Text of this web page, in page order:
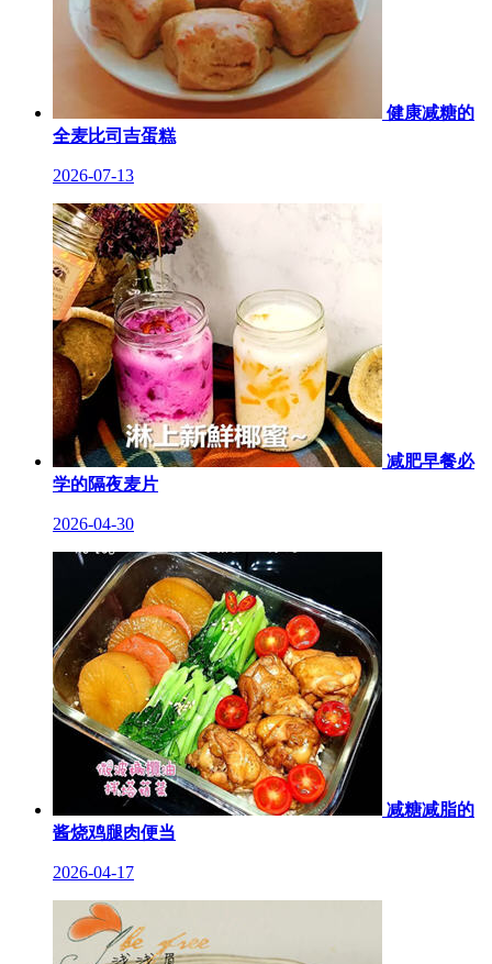
健康减糖的
全麦比司吉蛋糕
2026-07-13
减肥早餐必
学的隔夜麦片
2026-04-30
减糖减脂的
酱烧鸡腿肉便当
2026-04-17